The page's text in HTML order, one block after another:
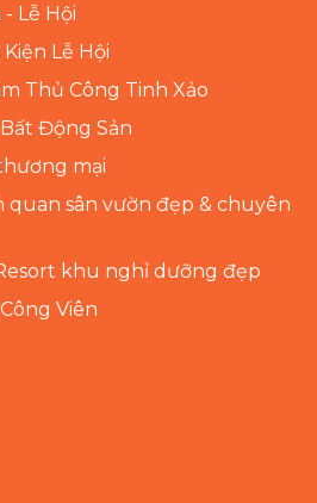
Lễ Hội
Lễ Hội
Thủ Công Tinh Xảo
Động Sản
mại
quan sân vườn đẹp & chuyên
khu nghỉ dưỡng đẹp
Viên